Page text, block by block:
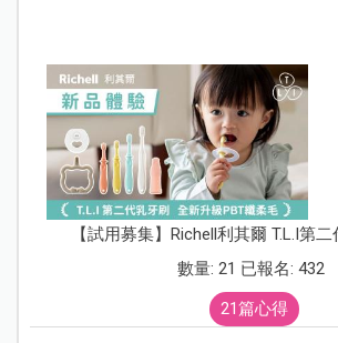
【試用募集】Richell利其爾 T.L.I第
數量: 21 已報名: 432
21篇心得